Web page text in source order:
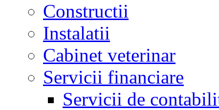
Constructii
Instalatii
Cabinet veterinar
Servicii financiare
Servicii de